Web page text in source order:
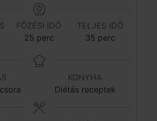
FŐZÉSI IDŐ
25 perc
TELJES IDŐ
35 perc
KONYHA
Diétás receptek